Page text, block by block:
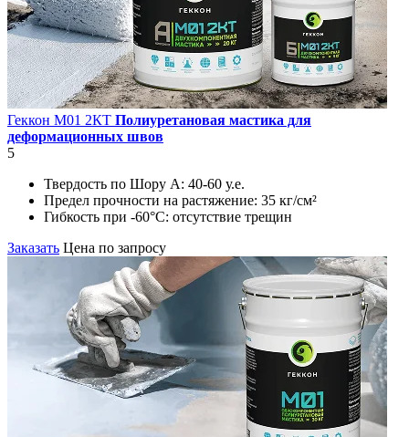
Геккон М01 2КT Полиуретановая мастика для
деформационных швов
5
Твердость по Шору А: 40-60 у.е.
Предел прочности на растяжение: 35 кг/см²
Гибкость при -60°С: отсутствие трещин
Заказать Цена по запросу